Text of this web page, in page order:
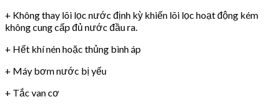
+ Không thay lõi lọc nước định kỳ khiến lõi lọc hoạt động kém
không cung cấp đủ nước đầu ra.
+ Hết khí nén hoặc thủng bình áp
+ Máy bơm nước bị yếu
+ Tắc van cơ